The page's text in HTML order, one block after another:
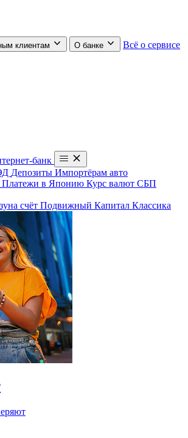
клиентам О банке
Всё о сервисе
банк
Депозиты Импортёрам авто
Платежи в Японию Курс валют СБП
счёт Подвижный Капитал Классика